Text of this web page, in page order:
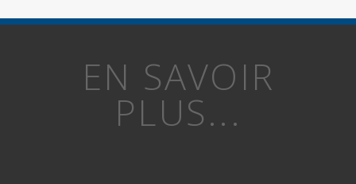
EN SAVOIR
PLUS...